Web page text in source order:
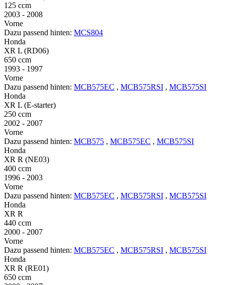
125 ccm
2003 - 2008
Vorne
Dazu passend hinten: MCS804
Honda
XR L (RD06)
650 ccm
1993 - 1997
Vorne
Dazu passend hinten: MCB575EC , MCB575RSI , MCB575SI
Honda
XR L (E-starter)
250 ccm
2002 - 2007
Vorne
Dazu passend hinten: MCB575 , MCB575EC , MCB575SI
Honda
XR R (NE03)
400 ccm
1996 - 2003
Vorne
Dazu passend hinten: MCB575EC , MCB575RSI , MCB575SI
Honda
XR R
440 ccm
2000 - 2007
Vorne
Dazu passend hinten: MCB575EC , MCB575RSI , MCB575SI
Honda
XR R (RE01)
650 ccm